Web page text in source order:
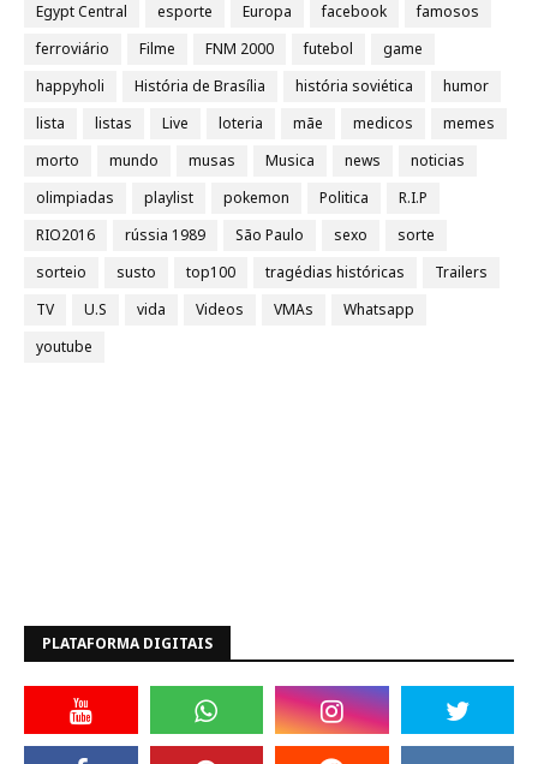
Egypt Central
esporte Europa facebook
famosos
ferroviário
Filme FNM 2000 futebol
game
happyholi
História de Brasília história soviética
humor
lista
listas Live loteria mãe medicos
memes
morto
mundo musas Musica news
noticias
olimpiadas
playlist pokemon Politica
R.I.P
RIO2016
rússia 1989 São Paulo sexo
sorte
sorteio
susto top100 tragédias históricas
Trailers
TV
U.S vida Videos VMAs
Whatsapp
youtube
PLATAFORMA DIGITAIS